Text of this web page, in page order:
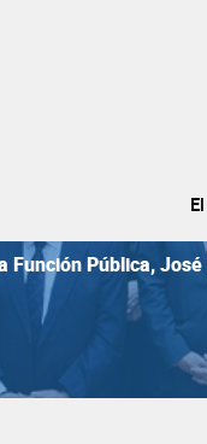
Pública,